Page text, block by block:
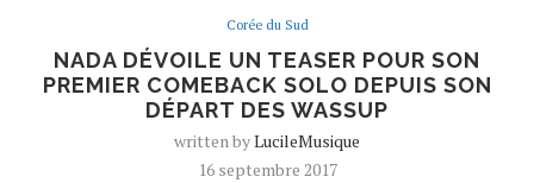
Corée du Sud
NADA DÉVOILE UN TEASER POUR SON
PREMIER COMEBACK SOLO DEPUIS SON
DÉPART DES WASSUP
written byLucileMusique
16 septembre 2017